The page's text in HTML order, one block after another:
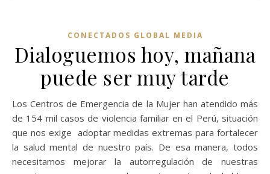
CONECTADOS GLOBAL MEDIA
Dialoguemos hoy, mañana
puede ser muy tarde
Los Centros de Emergencia de la Mujer han atendido más
de 154 mil casos de violencia familiar en el Perú, situación
que nos exige adoptar medidas extremas para fortalecer
la salud mental de nuestro país. De esa manera, todos
necesitamos mejorar la autorregulación de nuestras